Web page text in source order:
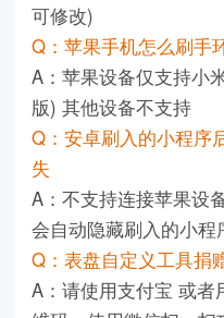
可修改)
Q：苹果手机怎么刷手
A：苹果设备仅支持小
版) 其他设备不支持
Q：安卓刷入的小程序
失
A：不支持连接苹果设
会自动隐藏刷入的小程
Q：表盘自定义工具捐
A：请使用支付宝 或者